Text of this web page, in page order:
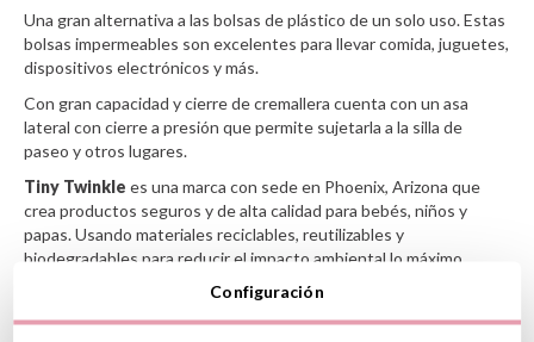
Una gran alternativa a las bolsas de plástico de un solo uso. Estas
bolsas impermeables son excelentes para llevar comida, juguetes,
dispositivos electrónicos y más.
Con gran capacidad y cierre de cremallera cuenta con un asa
lateral con cierre a presión que permite sujetarla a la silla de
paseo y otros lugares.
Tiny Twinkle es una marca con sede en Phoenix, Arizona que
crea productos seguros y de alta calidad para bebés, niños y
papas. Usando materiales reciclables, reutilizables y
biodegradables para reducir el impacto ambiental lo máximo
Características
Configuración